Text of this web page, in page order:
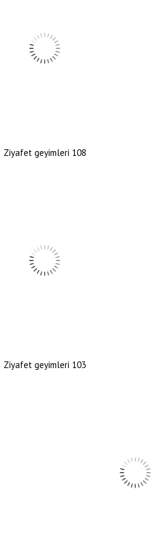
Ziyafet geyimleri 108
Ziyafet geyimleri 103